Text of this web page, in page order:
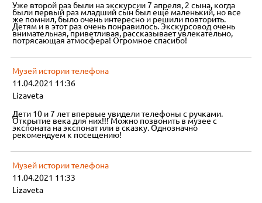
Уже второй раз были на экскурсии 7 апреля, 2 сына, когда
были первый раз младший сын был ещё маленький, но все
же помнил, было очень интересно и решили повторить.
Детям и в этот раз очень понравилось. Экскурсовод очень
внимательная, приветливая, рассказывает увлекательно,
потрясающая атмосфера! Огромное спасибо!
Музей истории телефона
11.04.2021 11:36
Lizaveta
Дети 10 и 7 лет впервые увидели телефоны с ручками.
Открытие века для них!!! Можно позвонить в музее с
экспоната на экспонат или в сказку. Однозначно
рекомендуем к посещению!
Музей истории телефона
11.04.2021 11:33
Lizaveta